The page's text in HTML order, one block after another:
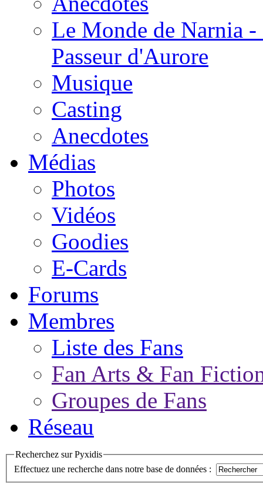
Le Monde de Narnia
Passeur d'Aurore
Musique
Casting
Anecdotes
Médias
Photos
Vidéos
Goodies
E-Cards
Forums
Membres
Liste des Fans
Fan Arts & Fan
Groupes de Fans
Réseau
Recherchez sur Pyxidis
Effectuez une recherche dans notre base de données :